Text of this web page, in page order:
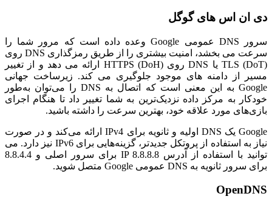
دی ان اس های گوگل
سرور DNS عمومی Google وعده داده است که مرور شما را
سرعت می بخشد، امنیت بیشتری را از طریق رمزگذاری DNS روی
TLS (DoT) یا DNS روی HTTPS (DoH) ارائه می دهد و از تغییر
مسیر از دامنه های موجود جلوگیری می کند. زیرساخت جهانی
Google به این معنی است که اتصال به DNS را می‌توان به‌طور
خودکار به مرکز داده نزدیک‌ترین به شما تغییر داد تا هنگام اجرای
بازی‌های مورد علاقه خود، بهترین سرعت را داشته باشید.
Google یک DNS اولیه و ثانویه برای IPv4 ارائه می‌کند و در صورت
نیاز به استفاده از پروتکل جدیدتر، گزینه‌هایی برای IPv6 نیز دارد. می
توانید با استفاده از آدرس IP 8.8.8.8 برای سرور اصلی و 8.8.4.4
برای سرور ثانویه به DNS عمومی Google متصل شوید.
OpenDNS